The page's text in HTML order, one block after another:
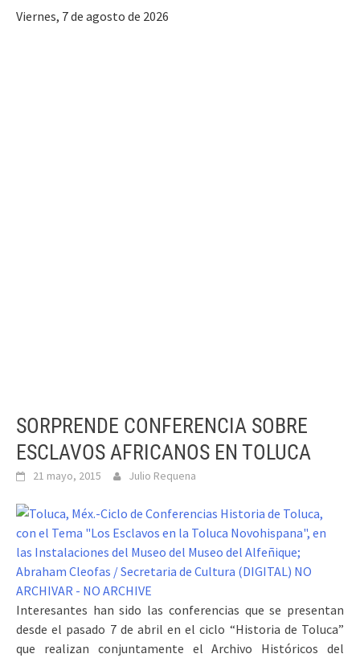
Viernes, 7 de agosto de 2026
SORPRENDE CONFERENCIA SOBRE
ESCLAVOS AFRICANOS EN TOLUCA
21 mayo, 2015 Julio Requena
Interesantes han sido las conferencias que se presentan
desde el pasado 7 de abril en el ciclo “Historia de Toluca”
que realizan conjuntamente el Archivo Históricos del